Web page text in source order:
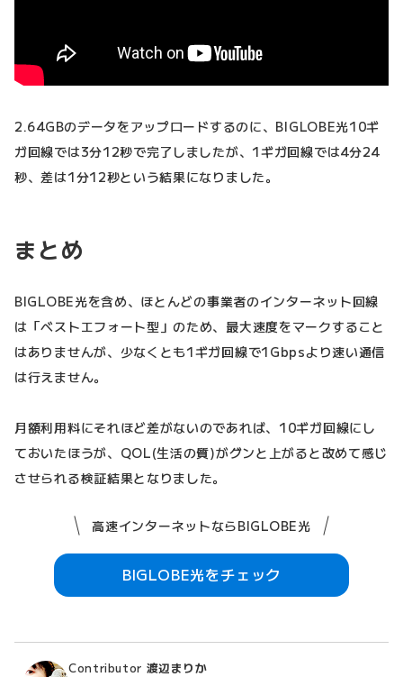
2.64GBのデータをアップロードするのに、BIGLOBE光10ギ
ガ回線では3分12秒で完了しましたが、1ギガ回線では4分24
秒、差は1分12秒という結果になりました。
まとめ
BIGLOBE光を含め、ほとんどの事業者のインターネット回線
は「ベストエフォート型」のため、最大速度をマークすること
はありませんが、少なくとも1ギガ回線で1Gbpsより速い通信
は行えません。
月額利用料にそれほど差がないのであれば、10ギガ回線にし
ておいたほうが、QOL(生活の質)がグンと上がると改めて感じ
させられる検証結果となりました。
高速インターネットならBIGLOBE光
BIGLOBE光をチェック
Contributor 渡辺まりか